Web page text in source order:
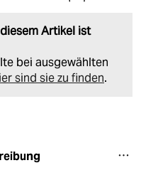
Artikel ist
bei ausgewählten
sind sie zu finden.